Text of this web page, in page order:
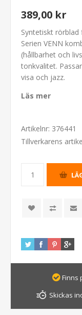
389,00 kr
Syntetiskt
Serien VENN
(hållbarhet och
tonkvalitet.
visa och jazz.
Läs mer
Artikelnr: 376441
Tillverkarens
Finns
Skickas